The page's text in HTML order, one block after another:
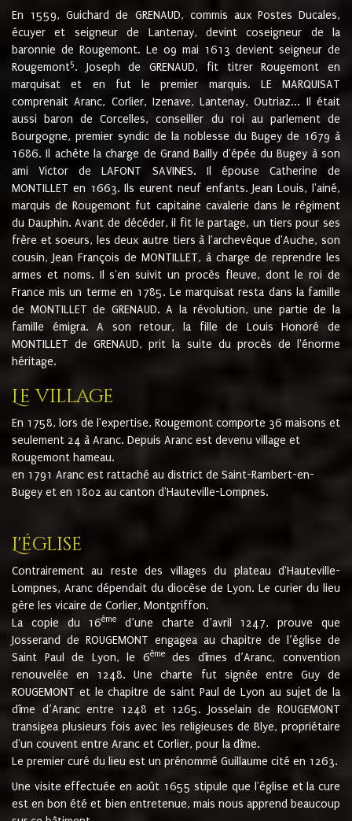
En 1559, Guichard de GRENAUD, commis aux Postes Ducales,
écuyer et seigneur de Lantenay, devint coseigneur de la
baronnie de Rougemont. Le 09 mai 1613 devient seigneur de
Rougemont5. Joseph de GRENAUD, fit titrer Rougemont en
marquisat et en fut le premier marquis. LE MARQUISAT
comprenait Aranc, Corlier, Izenave, Lantenay, Outriaz... Il était
aussi baron de Corcelles, conseiller du roi au parlement de
Bourgogne, premier syndic de la noblesse du Bugey de 1679 à
1686. Il achète la charge de Grand Bailly d'épée du Bugey à son
ami Victor de LAFONT SAVINES. Il épouse Catherine de
MONTILLET en 1663. Ils eurent neuf enfants. Jean Louis, l'ainé,
marquis de Rougemont fut capitaine cavalerie dans le régiment
du Dauphin. Avant de décéder, il fit le partage, un tiers pour ses
frère et soeurs, les deux autre tiers à l'archevêque d'Auche, son
cousin, Jean François de MONTILLET, à charge de reprendre les
armes et noms. Il s'en suivit un procès fleuve, dont le roi de
France mis un terme en 1785. Le marquisat resta dans la famille
de MONTILLET de GRENAUD. A la révolution, une partie de la
famille émigra. A son retour, la fille de Louis Honoré de
MONTILLET de GRENAUD, prit la suite du procès de l'énorme
héritage.
Le village
En 1758, lors de l'expertise, Rougemont comporte 36 maisons et
seulement 24 à Aranc. Depuis Aranc est devenu village et
Rougemont hameau.
en 1791 Aranc est rattaché au district de Saint-Rambert-en-
Bugey et en 1802 au canton d'Hauteville-Lompnes.
L'église
Contrairement au reste des villages du plateau d'Hauteville-
Lompnes, Aranc dépendait du diocèse de Lyon. Le curier du lieu
gère les vicaire de Corlier, Montgriffon.
La copie du 16ème
d’une charte d’avril 1247, prouve que
Josserand de ROUGEMONT engagea au chapitre de l’église de
Saint Paul de Lyon, le 6èmedes dîmes d’Aranc, convention
renouvelée en 1248. Une charte fut signée entre Guy de
ROUGEMONT et le chapitre de saint Paul de Lyon au sujet de la
dîme d’Aranc entre 1248 et 1265. Josselain de ROUGEMONT
transigea plusieurs fois avec les religieuses de Blye, propriétaire
d'un couvent entre Aranc et Corlier, pour la dîme.
Le premier curé du lieu est un prénommé Guillaume cité en 1263.
Une visite effectuée en août 1655 stipule que l'église et la cure
est en bon été et bien entretenue, mais nous apprend beaucoup